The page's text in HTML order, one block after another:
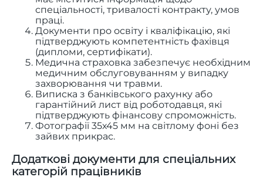
спеціальності, тривалості контракту, умов
праці.
Документи про освіту і кваліфікацію, які
підтверджують компетентність фахівця
(дипломи, сертифікати).
Медична страховка забезпечує необхідним
медичним обслуговуванням у випадку
захворювання чи травми.
Виписка з банківського рахунку або
гарантійний лист від роботодавця, які
підтверджують фінансову спроможність.
Фотографії 35х45 мм на світлому фоні без
зайвих прикрас.
Додаткові документи для спеціальних
категорій працівників